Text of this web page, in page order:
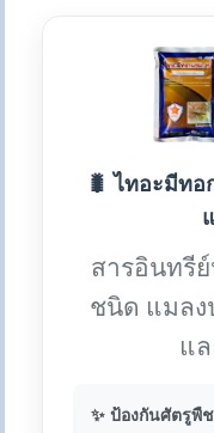
🐛 ไทอะมีท
สารอินทรี
ชนิด แมล
แ
✨ ป้องกันศัตรูพื